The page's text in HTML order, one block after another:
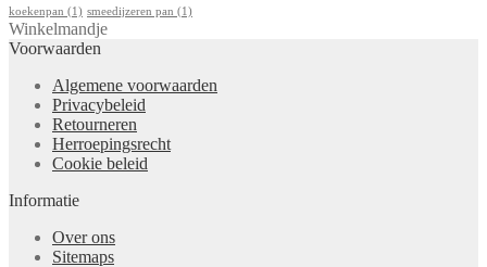
koekenpan (1) smeedijzeren pan (1)
Winkelmandje
Voorwaarden
Algemene voorwaarden
Privacybeleid
Retourneren
Herroepingsrecht
Cookie beleid
Informatie
Over ons
Sitemaps